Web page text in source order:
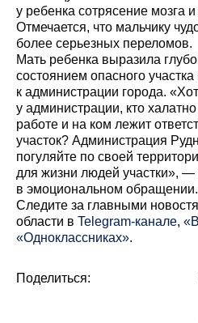
у ребенка сотрясение мозга
Отмечается, что мальчику
более серьезных переломов.
Мать ребенка выразила
состоянием опасного
к администрации города.
у администрации, кто
работе и на ком лежит
участок? Администрация
погуляйте по своей
для жизни людей участки», —
в эмоциональном обращении.
Cледите за главными
области в Telegram-канале,
«Одноклассниках».
Поделиться: